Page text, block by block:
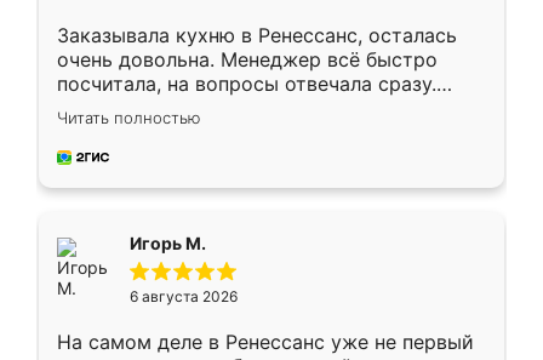
Заказывала кухню в Ренессанс, осталась
очень довольна. Менеджер всё быстро
посчитала, на вопросы отвечала сразу.
Замерщик приехал в субботу, подошёл к
делу со всей ответственностью. Собрали
за день, ребята работали аккуратно, даже
Читать полностью
Игорь М.
6 августа 2026
На самом деле в Ренессанс уже не первый